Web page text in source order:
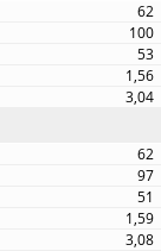
62
100
53
1,56
3,04
62
97
51
1,59
3,08